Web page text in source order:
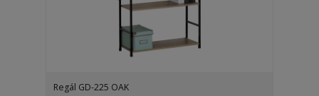
Regál GD-225 OAK